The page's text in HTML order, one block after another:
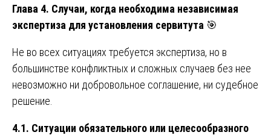
Глава 4. Случаи, когда необходима независимая
экспертиза для установления сервитута 🎯
Не во всех ситуациях требуется экспертиза, но в
большинстве конфликтных и сложных случаев без нее
невозможно ни добровольное соглашение, ни судебное
решение.
4.1. Ситуации обязательного или целесообразного